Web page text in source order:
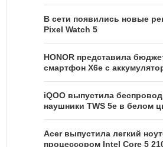
В сети появились новые
Pixel Watch 5
HONOR представила
смартфон X6e с
iQOO выпустила
наушники TWS 5e в белом
Acer выпустила легкий
процессором Intel Core 5